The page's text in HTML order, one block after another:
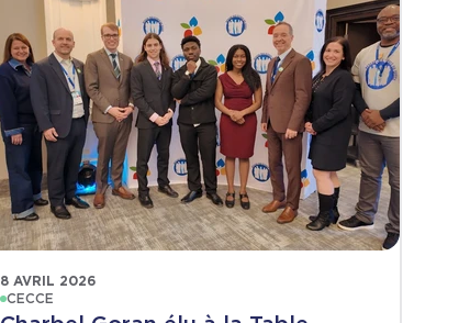
8 AVRIL 2026
CECCE